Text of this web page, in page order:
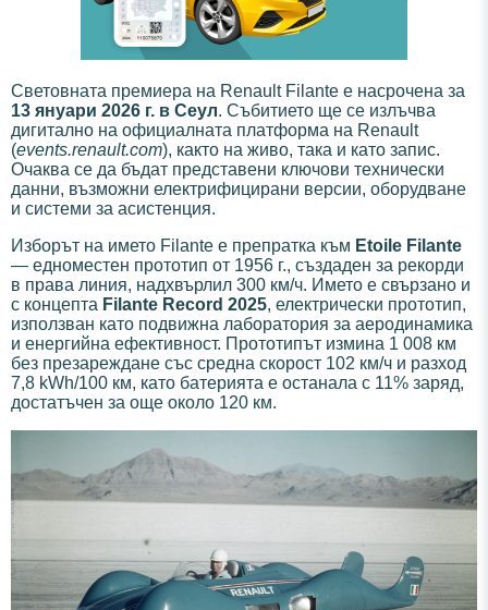
Световната премиера на Renault Filante е насрочена за
13 януари 2026 г. в Сеул. Събитието ще се излъчва
дигитално на официалната платформа на Renault
(events.renault.com), както на живо, така и като запис.
Очаква се да бъдат представени ключови технически
данни, възможни електрифицирани версии, оборудване
и системи за асистенция.
Изборът на името Filante е препратка към Etoile Filante
— едноместен прототип от 1956 г., създаден за рекорди
в права линия, надхвърлил 300 км/ч. Името е свързано и
с концепта Filante Record 2025, електрически прототип,
използван като подвижна лаборатория за аеродинамика
и енергийна ефективност. Прототипът измина 1 008 км
без презареждане със средна скорост 102 км/ч и разход
7,8 kWh/100 км, като батерията е останала с 11% заряд,
достатъчен за още около 120 км.